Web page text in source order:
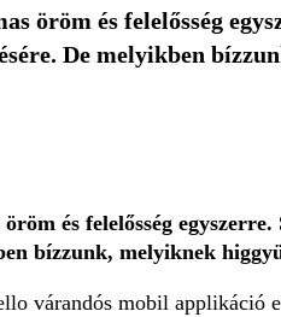
öröm és felelősség
De melyikben
és felelősség
bízzunk, melyiknek
várandós mobil applikáció